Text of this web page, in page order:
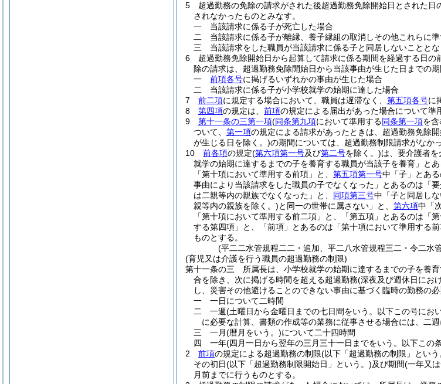
5
超過勤務の免除の請求がされた後超過勤務免除開始日とされた日
されなかったものとみなす。
一
当該請求に係る子が死亡した場合
二
当該請求に係る子が離縁、養子縁組の取消しその他これらに
三
当該請求をした職員が当該請求に係る子と同居しないことと
6
超過勤務免除開始日から起算して請求に係る期間を経過する日の
除の請求は、超過勤務免除開始日から当該事由が生じた日までの
一
前項各号に掲げるいずれかの事由が生じた場合
二
当該請求に係る子が小学校就学の始期に達した場合
7
前二項に規定する場合において、職員は遅滞なく、 第五項各号に
8
第四項の規定は、 前項の規定による届出があった場合について準
9
第十一条の三第一項(同条第九項において準用する同条第一項を
ついて、 第一項の規定による請求があったときは、超過勤務免除
が生じる日を除く。)の期間については、超過勤務制限請求がなか
10
前各項の規定(第六項第一号及び第二号を除く。)は、要介護者を
就学の始期に達するまでの子を養育する職員が当該子を養育」と
「第十項において準用する前項」と、 第五項第一号中「子」とある
事由により当該請求をした職員の子でなくなった」とあるのは「
は二親等内の親族でなくなった」と、 同項第三号中「子と同居し
親等内の親族を除く。)と同一の世帯に属さない」と、 第六項中「
「第十項において準用する前二項」と、「第五項」とあるのは「
する第四項」と、「前項」とあるのは「第十項において準用する前
ものとする。
(平二二水管規程二二・追加、平二八水管規程三二・令二水
(育児又は介護を行う職員の超過勤務の制限)
第十一条の三
所属長は、小学校就学の始期に達するまでの子を養
合を除き、次に掲げる時間を超える超過勤務(深夜及び週休日にお
し、災害その他避けることのできない事由に基づく臨時の勤務の
一
一日について二時間
二
一週(土曜日から金曜日までの七日間をいう。以下この号にお
に必要な計算、書類の作成等の業務に従事させる場合には、二
三
一月(暦月をいう。)について二十四時間
四
一年(四月一日から翌年の三月三十一日までをいう。以下この
2
前項の規定による超過勤務の制限(以下「超過勤務の制限」という
その初日(以下「超過勤務制限開始日」という。)及び期間(一年又
月前までに行うものとする。